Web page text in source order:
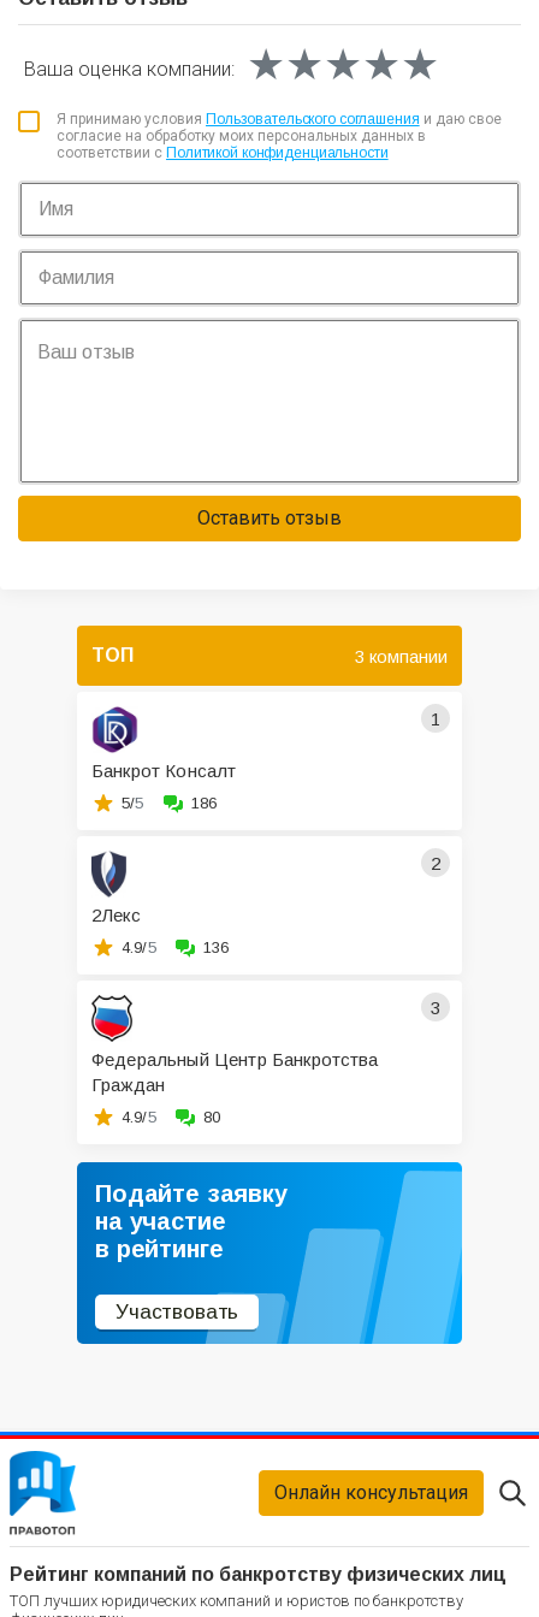
Ваша оценка компании: ★★★★★
★★★★★
★★★★★
Я принимаю условия Пользовательского соглашения и даю свое
согласие на обработку моих персональных данных в
соответствии с Политикой конфиденциальности
Оставить отзыв
ТОП 3 компании
1
Банкрот Консалт
5/5 186
2
2Лекс
4.9/5 136
3
Федеральный Центр Банкротства
Граждан
4.9/5 80
Подайте заявку
на участие
в рейтинге
Участвовать
Рейтинг компаний по банкротству физических лиц
ТОП лучших юридических компаний и юристов по банкротству
Онлайн консультация